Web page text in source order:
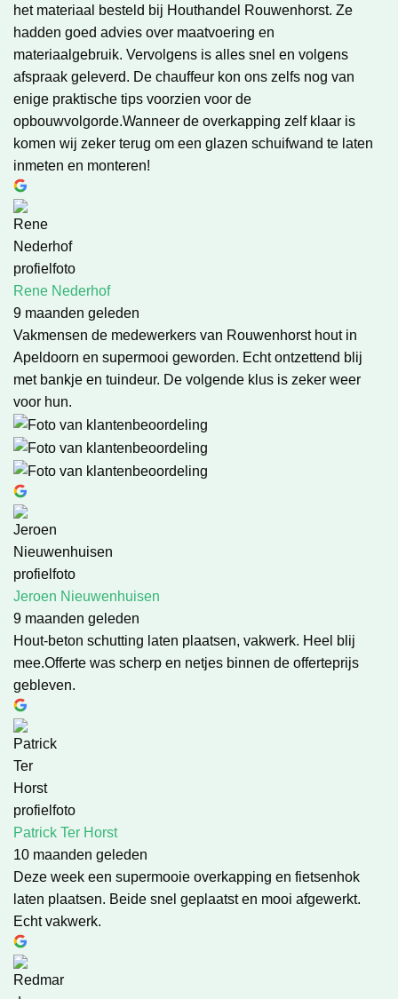
het materiaal besteld bij Houthandel Rouwenhorst. Ze
hadden goed advies over maatvoering en
materiaalgebruik. Vervolgens is alles snel en volgens
afspraak geleverd. De chauffeur kon ons zelfs nog van
enige praktische tips voorzien voor de
opbouwvolgorde.Wanneer de overkapping zelf klaar is
komen wij zeker terug om een glazen schuifwand te laten
inmeten en monteren!
Rene Nederhof
9 maanden geleden
Vakmensen de medewerkers van Rouwenhorst hout in
Apeldoorn en supermooi geworden. Echt ontzettend blij
met bankje en tuindeur. De volgende klus is zeker weer
voor hun.
Jeroen Nieuwenhuisen
9 maanden geleden
Hout-beton schutting laten plaatsen, vakwerk. Heel blij
mee.Offerte was scherp en netjes binnen de offerteprijs
gebleven.
Patrick Ter Horst
10 maanden geleden
Deze week een supermooie overkapping en fietsenhok
laten plaatsen. Beide snel geplaatst en mooi afgewerkt.
Echt vakwerk.